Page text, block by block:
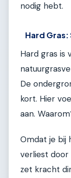
nodig hebt.
Hard
Hard gras is
De
kort. Hier
aan.
Omdat je bij
verliest door
zet kracht